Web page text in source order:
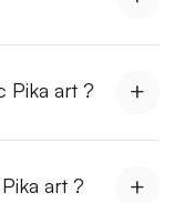
Pika art ?
art ?